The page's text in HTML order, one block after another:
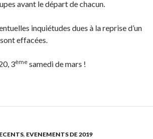
avant le départ de chacun.
inquiétudes dues à la reprise d’un
effacées.
3ème samedi de mars !
, EVENEMENTS DE 2019